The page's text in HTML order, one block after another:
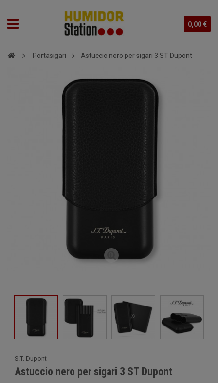
0,00 €
Portasigari Astuccio nero per sigari 3 ST Dupont
S.T. Dupont
Astuccio nero per sigari 3 ST Dupont